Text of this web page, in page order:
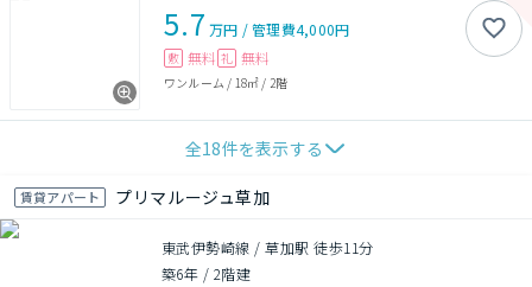
5.7 万円 /管理費4,000円
敷 無料 礼 無料
ワンルーム / 18㎡ / 2階
全18件を表示する
賃貸アパート プリマルージュ草加
東武伊勢崎線 / 草加駅 徒歩11分
築6年 / 2階建